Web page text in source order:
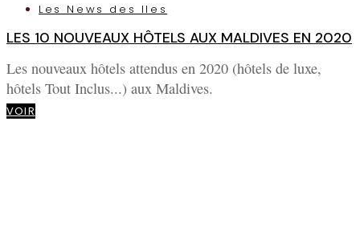
Les News des Iles
LES 10 NOUVEAUX HÔTELS AUX MALDIVES EN 2020
Les nouveaux hôtels attendus en 2020 (hôtels de luxe,
hôtels Tout Inclus...) aux Maldives.
VOIR